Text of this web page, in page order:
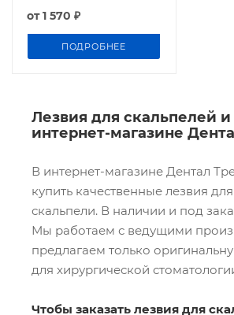
от1 570 ₽
ПОДРОБНЕЕ
Лезвия для скальпелей
интернет-магазине
В интернет-магазине Дентал
купить качественные лезвия
скальпели. В наличии и под
Мы работаем с ведущими
предлагаем только
для хирургической
Чтобы заказать лезвия для